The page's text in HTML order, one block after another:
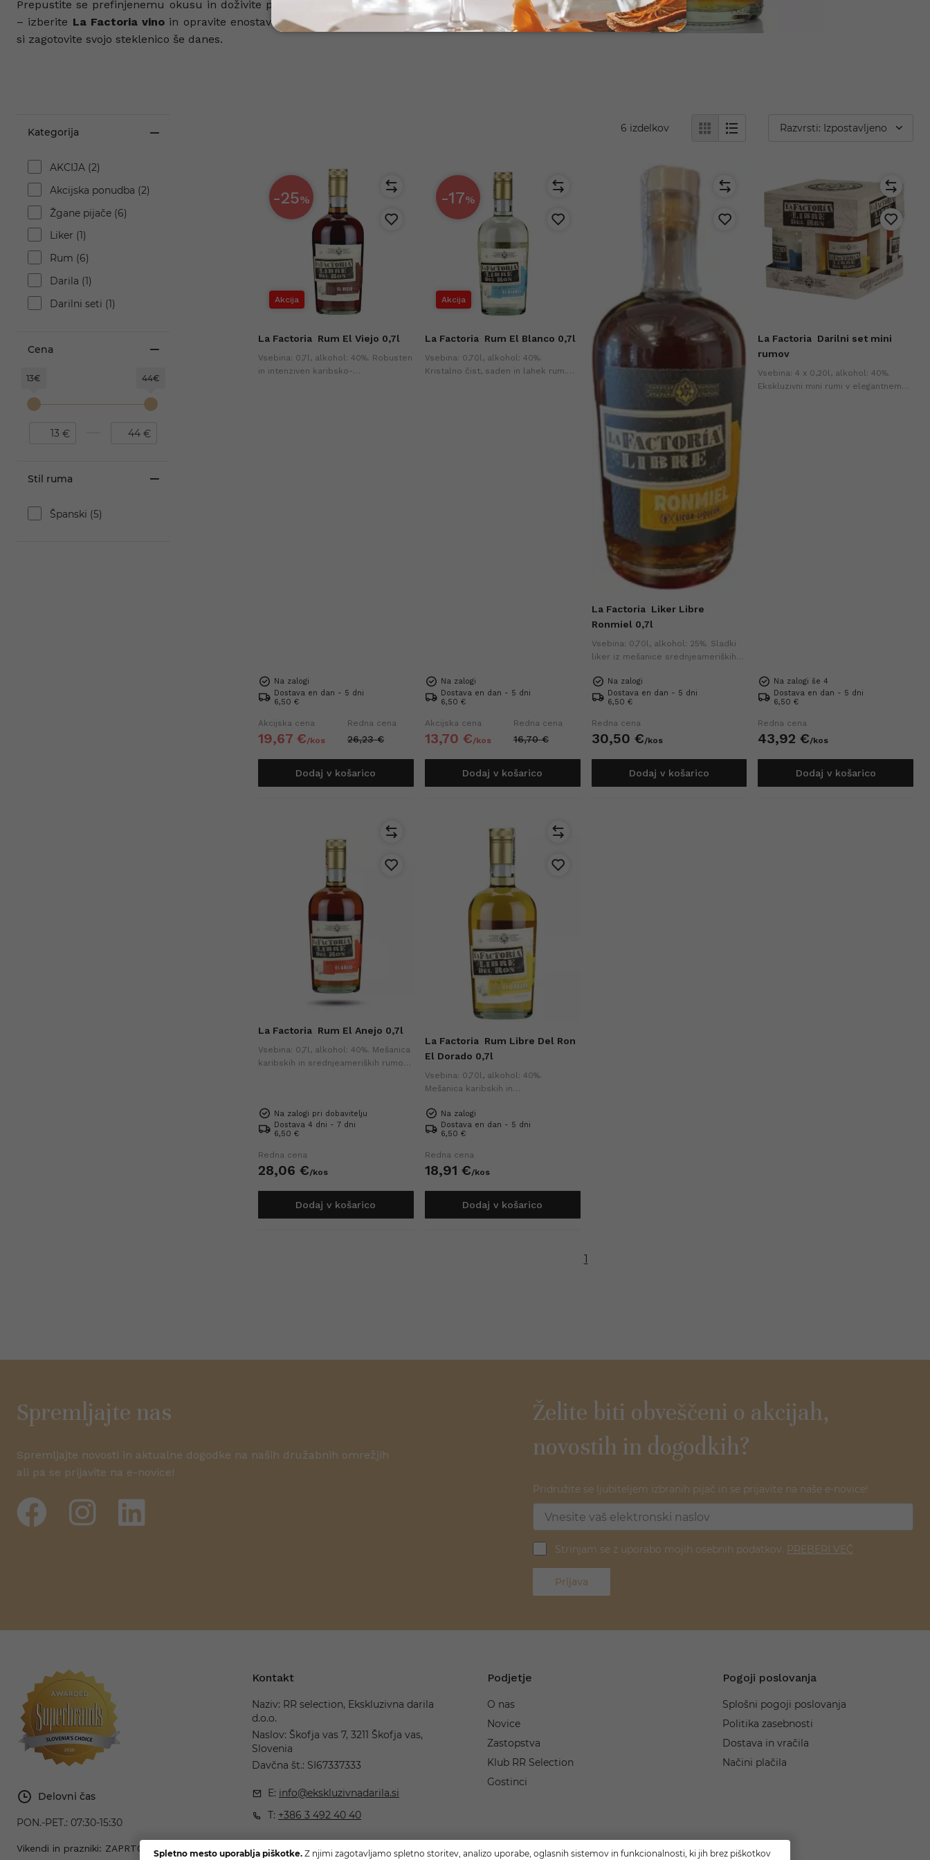
Prepustite se prefinjenemu okusu in doživite posebnost v vsakem požirku
– izberite La Factoria vino in opravite enostavennakup preko spleta
, da
si zagotovite svojo steklenico še danes.
Kategorija
AKCIJA (2)
Akcijska ponudba (2)
Žgane pijače (6)
Liker (1)
Rum (6)
Darila (1)
Darilni seti (1)
Cena
13€ 44€
€ €
Stil ruma
Španski (5)
6 izdelkov Razvrsti: Izpostavljeno
-25%
Akcija
La Factoria Rum El Viejo 0,7l
Vsebina: 0,7l, alkohol: 40%. Robusten
in intenziven karibsko-
Na zalogi
Dostava en dan - 5 dni
6,50 €
Akcijska cena
19,67 €/kos
Redna cena
26,23 €
Dodaj v košarico
-17%
Akcija
La Factoria Rum El Blanco 0,7l
Vsebina: 0,70l, alkohol: 40%.
Kristalno čist, saden in lahek rum.
Na zalogi
Dostava en dan - 5 dni
6,50 €
Akcijska cena
13,70 €/kos
Redna cena
16,70 €
Dodaj v košarico
La Factoria Liker Libre
Ronmiel 0,7l
Vsebina: 0,70l, alkohol: 25%. Sladki
liker iz mešanice srednjeameriških
samostojno ali v koktajlih.
Na zalogi
Dostava en dan - 5 dni
6,50 €
Redna cena
30,50 €/kos
Dodaj v košarico
La Factoria Darilni set mini
rumov
Vsebina: 4 x 0,20l, alkohol: 40%.
Ekskluzivni mini rumi v elegantnem
Na zalogi še 4
Dostava en dan - 5 dni
6,50 €
Redna cena
43,92 €/kos
Dodaj v košarico
La Factoria Rum El Anejo 0,7l
Vsebina: 0,7l, alkohol: 40%. Mešanica
karibskih in srednjeameriških rumov,
Na zalogi pri dobavitelju
Dostava 4 dni - 7 dni
6,50 €
Redna cena
28,06 €/kos
Dodaj v košarico
La Factoria Rum Libre Del Ron
El Dorado 0,7l
Vsebina: 0,70l, alkohol: 40%.
Mešanica karibskih in
popečenim okusom in pridihom
vanilije, idealen za samostojno
Na zalogi
Dostava en dan - 5 dni
6,50 €
Redna cena
18,91 €/kos
Dodaj v košarico
1
Spremljajte nas
Spremljajte novosti in aktualne dogodke na naših družabnih omrežjih
ali pa se prijavite na e-novice!
Želite biti obveščeni o akcijah,
novostih in dogodkih?
Pridružite se ljubiteljem izbranih pijač in se prijavite na naše e-novice!
Strinjam se z uporabo mojih osebnih podatkov. PREBERI VEČ
Prijava
Delovni čas
PON.-PET.: 07:30-15:30
Vikendi in prazniki: ZAPRTO
Kontakt
Naziv: RR selection, Ekskluzivna darila
d.o.o.
Naslov: Škofja vas 7, 3211 Škofja vas,
Slovenia
Davčna št.: SI67337333
E: info@ekskluzivnadarila.si
T: +386 3 492 40 40
Podjetje
O nas
Novice
Zastopstva
Klub RR Selection
Gostinci
Pogoji poslovanja
Splošni pogoji poslovanja
Politika zasebnosti
Dostava in vračila
Načini plačila
Spletno mesto uporablja piškotke. Z njimi zagotavljamo spletno storitev, analizo uporabe, oglasnih sistemov in funkcionalnosti, ki jih brez piškotkov